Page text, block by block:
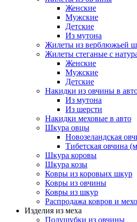
Женские
Мужские
Детские
Из мутона
Жилеты из верблюжьей
Жилеты стеганые с
Женские
Мужские
Детские
Накидки из овчины в
Из мутона
Из шерсти
Накидки меховые в авто
Шкура овцы
Новозеландская
Тибетская овчина
Шкура коровы
Шкура козы
Ковры из коровьих шкур
Ковры из овчины
Ковры из шкур
Распродажа ковров и
Изделия из меха
Полушубки из овчины